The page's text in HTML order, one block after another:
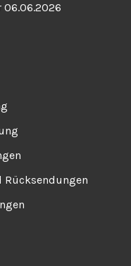
06.06.2026
Rücksendungen